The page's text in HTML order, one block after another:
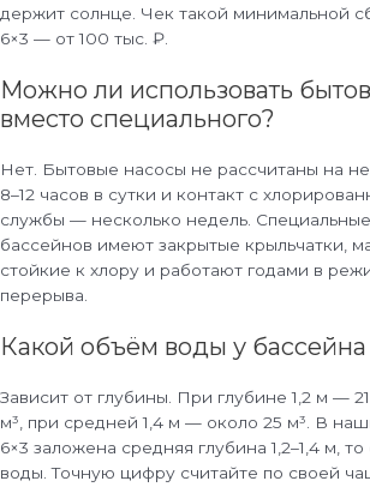
держит солнце. Чек такой минимальной
6×3 — от 100 тыс. ₽.
Можно ли использовать
вместо специального?
Нет. Бытовые насосы не рассчитаны на
8–12 часов в сутки и контакт с
службы — несколько недель.
бассейнов имеют закрытые крыльчатки,
стойкие к хлору и работают годами в
перерыва.
Какой объём воды у бассейна
Зависит от глубины. При глубине 1,2 м —
м³, при средней 1,4 м — около 25 м³. В
6×3 заложена средняя глубина 1,2–1,4 м, то
воды. Точную цифру считайте по своей